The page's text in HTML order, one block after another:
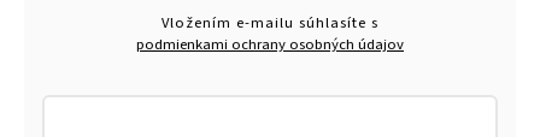
Vložením e-mailu súhlasíte s
podmienkami ochrany osobných údajov